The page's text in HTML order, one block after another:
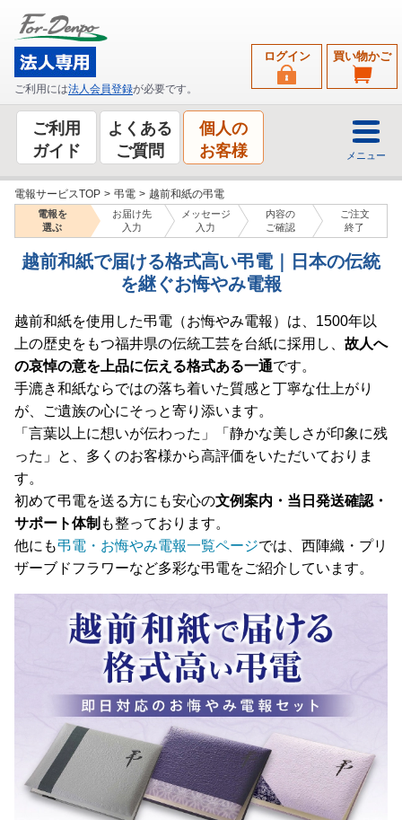
ご利用には法人会員登録が必要です。
買い物かご
ログイン
ご利用
ガイド
よくある
ご質問
個人の
お客様
メニュー
電報サービスTOP > 弔電 > 越前和紙の弔電
電報を
選ぶ
お届け先
入力
メッセージ
入力
内容の
ご確認
ご注文
終了
越前和紙で届ける格式高い弔電｜日本の伝統
を継ぐお悔やみ電報
越前和紙を使用した弔電（お悔やみ電報）は、1500年以
上の歴史をもつ福井県の伝統工芸を台紙に採用し、 故人へ
の哀悼の意を上品に伝える格式ある一通です。
手漉き和紙ならではの落ち着いた質感と丁寧な仕上がり
が、ご遺族の心にそっと寄り添います。
「言葉以上に想いが伝わった」「静かな美しさが印象に残
った」と、多くのお客様から高評価をいただいておりま
す。
初めて弔電を送る方にも安心の文例案内・当日発送確認・
サポート体制 も整っております。
他にも弔電・お悔やみ電報一覧ページでは、西陣織・プリ
ザーブドフラワーなど多彩な弔電をご紹介しています。